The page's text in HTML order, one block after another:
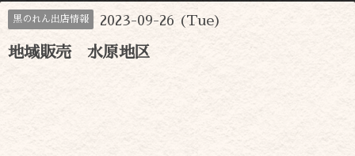
黒のれん出店情報 2023-09-26 (Tue)
地域販売 水原地区